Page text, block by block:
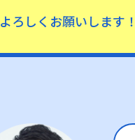
よろしくお願いします！